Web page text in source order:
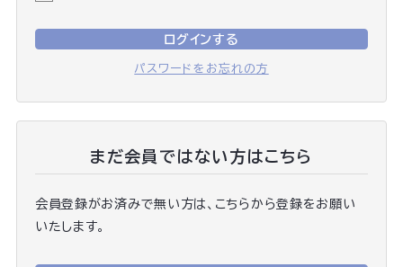
ログインする
パスワードをお忘れの方
まだ会員ではない方はこちら
会員登録がお済みで無い方は、こちらから登録をお願い
いたします。